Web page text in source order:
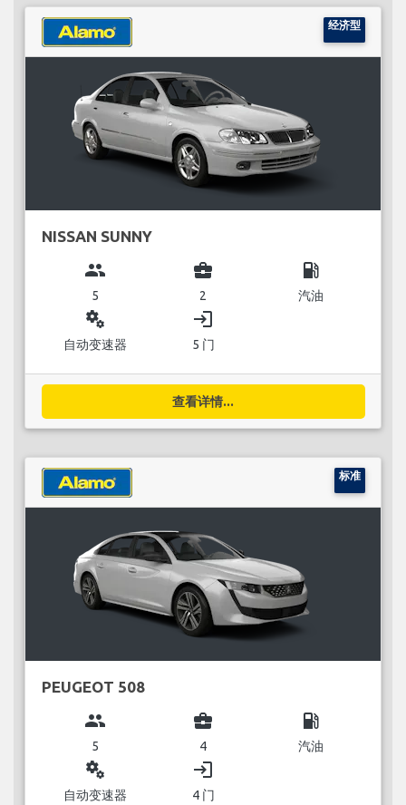
经济型
NISSAN SUNNY
group
5
business_center
2
local_gas_station
汽油
miscellaneous_services
自动变速器
login
5 门
查看详情...
标准
PEUGEOT 508
group
5
business_center
4
local_gas_station
汽油
miscellaneous_services
自动变速器
login
4 门